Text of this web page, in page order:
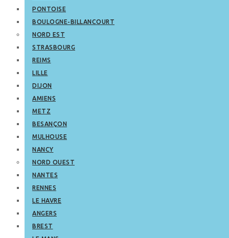
PONTOISE
BOULOGNE-BILLANCOURT
NORD EST
STRASBOURG
REIMS
LILLE
DIJON
AMIENS
METZ
BESANÇON
MULHOUSE
NANCY
NORD OUEST
NANTES
RENNES
LE HAVRE
ANGERS
BREST